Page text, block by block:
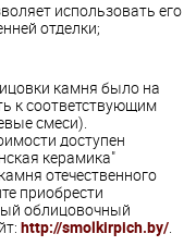
использовать его
отделки;
камня было на
к соответствующим
смеси).
доступен
керамика"
отечественного
приобрести
облицовочный
http://smolkirpich.by/.